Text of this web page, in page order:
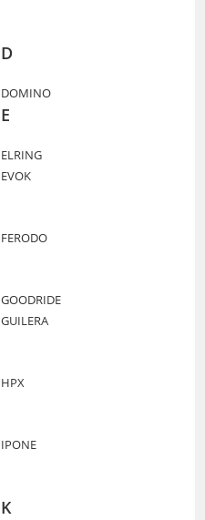
D
DOMINO
E
ELRING
EVOK
FERODO
GOODRIDE
GUILERA
HPX
IPONE
K